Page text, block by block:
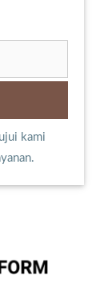
kami